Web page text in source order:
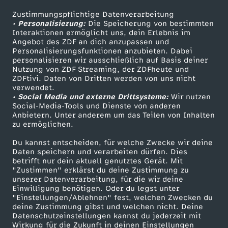
Zustimmungspflichtige Datenverarbeitung
• Personalisierung:Die Speicherung von bestimmten
Interaktionen ermöglicht uns, dein Erlebnis im
Angebot des ZDF an dich anzupassen und
Personalisierungsfunktionen anzubieten. Dabei
personalisieren wir ausschließlich auf Basis deiner
Nutzung von ZDF Streaming, der ZDFheute und
ZDFtivi. Daten von Dritten werden von uns nicht
verwendet.
• Social Media und externe Drittsysteme:Wir nutzen
Social-Media-Tools und Dienste von anderen
Anbietern. Unter anderem um das Teilen von Inhalten
zu ermöglichen.
Du kannst entscheiden, für welche Zwecke wir deine
Daten speichern und verarbeiten dürfen. Dies
betrifft nur dein aktuell genutztes Gerät. Mit
"Zustimmen" erklärst du deine Zustimmung zu
unserer Datenverarbeitung, für die wir deine
Einwilligung benötigen. Oder du legst unter
"Einstellungen/Ablehnen" fest, welchen Zwecken du
deine Zustimmung gibst und welchen nicht. Deine
Datenschutzeinstellungen kannst du jederzeit mit
Wirkung für die Zukunft in deinen Einstellungen
-
F
a
m
i
l
i
e
v
h
l
a
c
h
t
e
s
-
d
i
e
t
ä
g
n
t
e
r
v
i
e
w
s
s
r
w
a
c
h
e
n
!
k
s
o
n
-
D
e
r
J
s
G
u
i
d
e
t
o
M
7
–
P
o
l
z
e
i
a
s
i
s
t
L
e
b
e
s
p
e
z
i
a
l
c
h
l
a
n
d
0
U
h
r
n
m
a
g
a
i
n
n
a
l
u
p
d
a
t
e
o
r
d
Livestreams
Sendungen A-Z
TV-Programm
Zuschauerservice
Hilfe
ZDF Unternehmen
Karriere
ZDF goes Schule
Werbefernsehen
Mainzelmännchen